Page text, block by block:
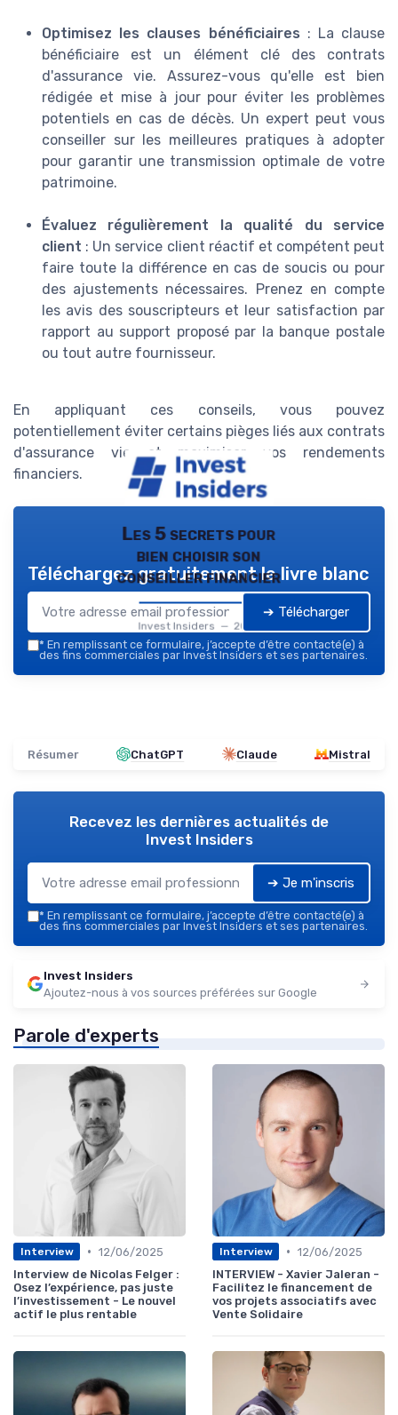
Optimisez les clauses bénéficiaires : La clause
bénéficiaire est un élément clé des contrats
d'assurance vie. Assurez-vous qu'elle est bien
rédigée et mise à jour pour éviter les problèmes
potentiels en cas de décès. Un expert peut vous
conseiller sur les meilleures pratiques à adopter
pour garantir une transmission optimale de votre
patrimoine.
Évaluez régulièrement la qualité du service
client : Un service client réactif et compétent peut
faire toute la différence en cas de soucis ou pour
des ajustements nécessaires. Prenez en compte
les avis des souscripteurs et leur satisfaction par
rapport au support proposé par la banque postale
ou tout autre fournisseur.
En appliquant ces conseils, vous pouvez
potentiellement éviter certains pièges liés aux contrats
d'assurance vie et maximiser vos rendements
financiers.
Les 5 secrets pour
bien choisir son
conseiller financier
Invest Insiders — 2026
Téléchargez gratuitement le livre blanc
➔ Télécharger
* En remplissant ce formulaire, j’accepte d’être contacté(e) à
des fins commerciales par Invest Insiders et ses partenaires.
Résumer ChatGPT Claude Mistral
Recevez les dernières actualités de
Invest Insiders
➔ Je m'inscris
* En remplissant ce formulaire, j’accepte d’être contacté(e) à
des fins commerciales par Invest Insiders et ses partenaires.
Invest Insiders
Ajoutez-nous à vos sources préférées sur Google
Parole d'experts
Interview • 12/06/2025
Interview de Nicolas Felger :
Osez l’expérience, pas juste
l’investissement - Le nouvel
actif le plus rentable
Interview • 12/06/2025
INTERVIEW - Xavier Jaleran -
Facilitez le financement de
vos projets associatifs avec
Vente Solidaire